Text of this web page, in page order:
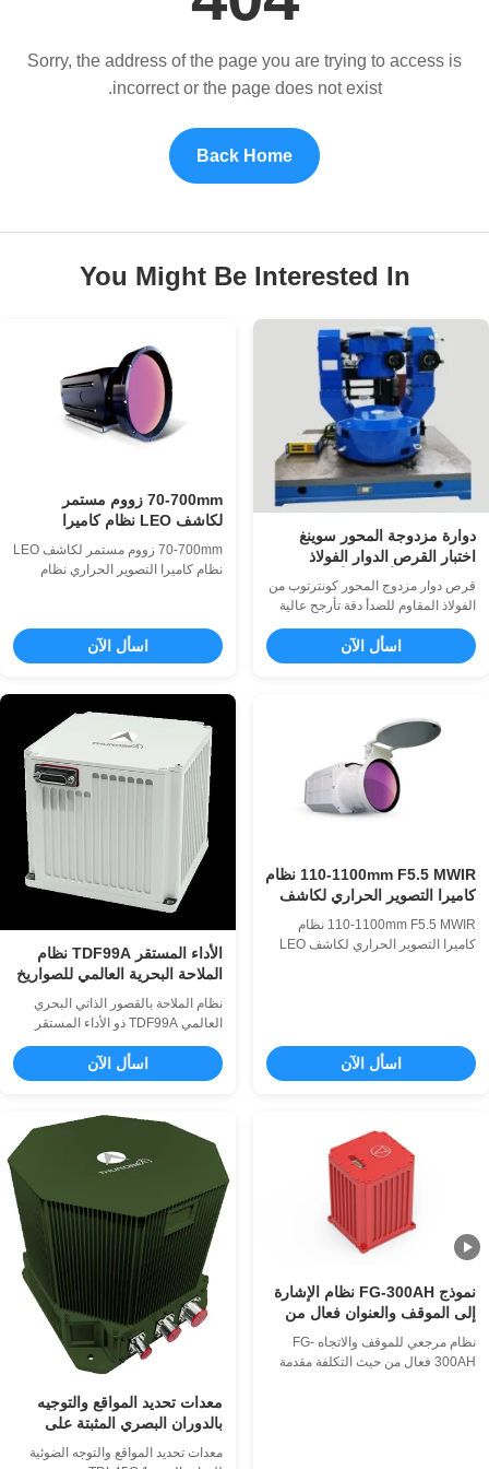
Sorry, the address of the page you are trying to access is
incorrect or the page does not exist.
Back Home
You Might Be Interested In
دوارة مزدوجة المحور سوينغ
اختبار القرص الدوار الفولاذ
المقاوم للصدأ دقة التأرجح العالية
ودقة معدل الزاوي
قرص دوار مزدوج المحور كونترتوب من
الفولاذ المقاوم للصدأ دقة تأرجح عالية
ودقة معدل الزاوية نوع نوع الهيكل يوتا
وظيفة موضع الموقف والسرعة والتأثير
حجم الجدول φ420 مم / 580 مم φ320
التأرجح الإطار الخارجي ± 3 " ...
اسأل الآن
70-700mm زووم مستمر
لكاشف LEO نظام كاميرا
التصوير الحراري
70-700mm زووم مستمر لكاشف LEO
نظام كاميرا التصوير الحراري نظام
للكشف عن المسافات الطويلة.يمكن
الحساسية بدقة 640 × 512 صورة
المستمر 70 ...
اسأل الآن
110-1100mm F5.5 MWIR نظام
كاميرا التصوير الحراري لكاشف
LEO بالتكبير المستمر
110-1100mm F5.5 MWIR نظام
كاميرا التصوير الحراري لكاشف LEO
النواة المبردة MWIR شديدة الحساسية
بدقة 640 × 512 صورة واضحة جدًا بدقة
عالية جدًا ؛يمكن لعدسة الأشعة تحت
اسأل الآن
الأداء المستقر TDF99A نظام
الملاحة البحرية العالمي للصواريخ
البصرية
نظام الملاحة بالقصور الذاتي البحري
العالمي TDF99A ذو الأداء المستقر
بالألياف الضوئية مقدمة بفضل
الجيروسكوبات الليزرية ومقاييس
التسارع المرنة المصنوعة من الكوارتز
الملاحة بالقصور الذاتي (INS) البحري
الليزري العالمي هذا على هيكل ملاحة
بالقصور الذاتي مثبت. وهو مجهز ببر...
اسأل الآن
نموذج FG-300AH نظام الإشارة
إلى الموقف والعنوان فعال من
حيث التكلفة
نظام مرجعي للموقف والاتجاه FG-
300AH فعال من حيث التكلفة مقدمة
معدات تحديد المواقع والتوجيه
بالدوران البصري المثبتة على
مركبة القوة البرية TDL45C
معدات تحديد المواقع والتوجه الضوئية